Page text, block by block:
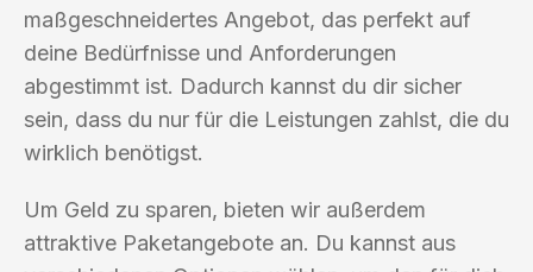
maßgeschneidertes Angebot, das perfekt auf
deine Bedürfnisse und Anforderungen
abgestimmt ist. Dadurch kannst du dir sicher
sein, dass du nur für die Leistungen zahlst, die du
wirklich benötigst.
Um Geld zu sparen, bieten wir außerdem
attraktive Paketangebote an. Du kannst aus